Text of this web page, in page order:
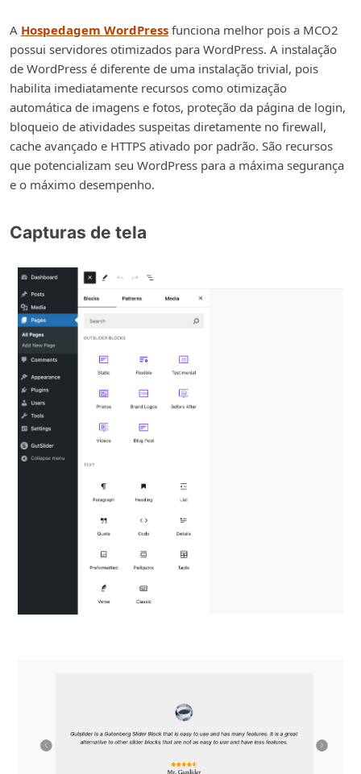
A Hospedagem WordPress funciona melhor pois a MCO2
possui servidores otimizados para WordPress. A instalação
de WordPress é diferente de uma instalação trivial, pois
habilita imediatamente recursos como otimização
automática de imagens e fotos, proteção da página de login,
bloqueio de atividades suspeitas diretamente no firewall,
cache avançado e HTTPS ativado por padrão. São recursos
que potencializam seu WordPress para a máxima segurança
e o máximo desempenho.
Capturas de tela